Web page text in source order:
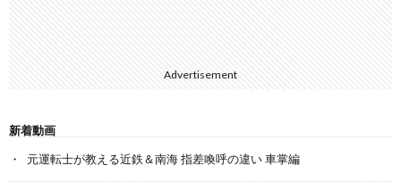
Advertisement
新着動画
元運転士が教える近鉄＆南海 指差喚呼の違い 車掌編